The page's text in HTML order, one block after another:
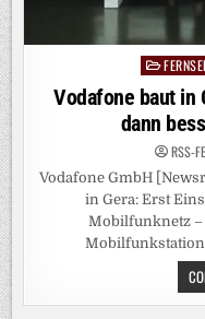
Posted
in
Vodafone baut in
dann
RSS-
Vodafone GmbH
in Gera: Erst
Mobilfunknetz –
Mobilfunkstation